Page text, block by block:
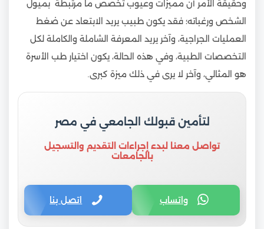
وحقيقة الأمر أن مميزات وعيوب تخصص ما مرتبطة بميول
الشخص ورغباته؛ فقد يكون طبيب يريد الابتعاد عن ضغط
العمليات الجراجية، وآخر يريد المعرفة الشاملة والكاملة لكل
التخصصات الطبية، وفي هذه الحالة، يكون اختيار طب الأسرة
هو المثالي، وآخر لا يرى في ذلك ميزة كبرى.
لتأمين قبولك الجامعي في مصر
تواصل معنا لبدء إجراءات التقديم والتسجيل
بالجامعات
واتساب اتصل بنا